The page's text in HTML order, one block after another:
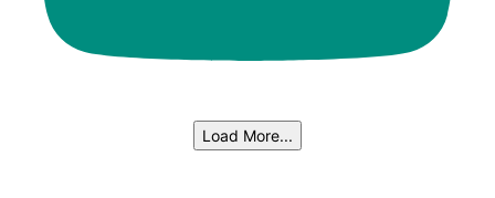
Load More...